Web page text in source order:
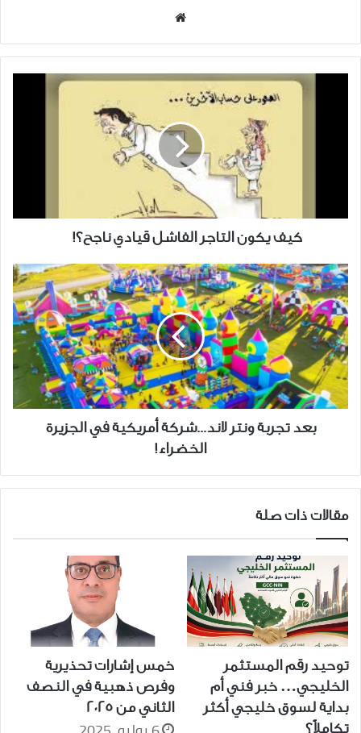
كيف
كيف يكون التاجر الفاشل قيادي ناجح؟!
بعد
تجربة
ونتر
لاند...شركة
أمريكية
في
الجزيرة
الخضراء!
بعد تجربة ونتر لاند...شركة أمريكية في الجزيرة
الخضراء!
مقالات ذات صلة
توحيد رقم المستثمر
الخليجي… خبر فني أم
بداية لسوق خليجي أكثر
تكاملاً؟
خمس إشارات تحذيرية
وفرص ذهبية في النصف
الثاني من 2025